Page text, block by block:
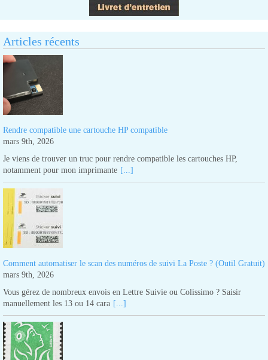
Articles récents
Rendre compatible une cartouche HP compatible
mars 9th, 2026
Je viens de trouver un truc pour rendre compatible les cartouches HP,
notamment pour mon imprimante [...]
Comment automatiser le scan des numéros de suivi La Poste ? (Outil Gratuit)
mars 9th, 2026
Vous gérez de nombreux envois en Lettre Suivie ou Colissimo ? Saisir
manuellement les 13 ou 14 cara [...]